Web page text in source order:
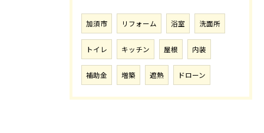
加須市 リフォーム 浴室 洗面所
トイレ キッチン 屋根 内装
補助金 増築 遮熱 ドローン